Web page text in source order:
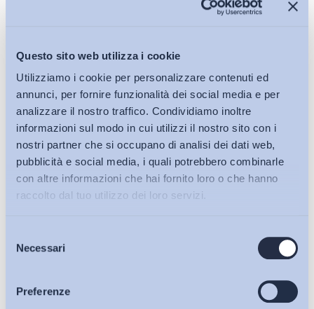
Questo sito web utilizza i cookie
Utilizziamo i cookie per personalizzare contenuti ed
annunci, per fornire funzionalità dei social media e per
analizzare il nostro traffico. Condividiamo inoltre
informazioni sul modo in cui utilizzi il nostro sito con i
nostri partner che si occupano di analisi dei dati web,
pubblicità e social media, i quali potrebbero combinarle
con altre informazioni che hai fornito loro o che hanno
raccolto dal tuo utilizzo dei loro servizi.
delNecessari
Preferenze
Bollettini ADAPT
Articoli
Regulating telework in a post-COVID-19 Europe: recent